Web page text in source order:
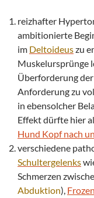
reizhafter
ambitionierte
im Deltoideuszu
Muskelursprünge
Überforderung
Anforderung zu
in ebensolcher
Effekt dürfte hier
Hund Kopf nach
verschiedene
Schultergelenks
Schmerzen
Abduktion),